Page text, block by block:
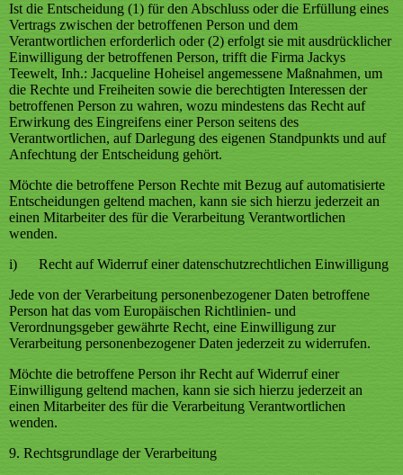
Ist die Entscheidung (1) für den Abschluss oder die Erfüllung eines
Vertrags zwischen der betroffenen Person und dem
Verantwortlichen erforderlich oder (2) erfolgt sie mit ausdrücklicher
Einwilligung der betroffenen Person, trifft die Firma Jackys
Teewelt, Inh.: Jacqueline Hoheisel angemessene Maßnahmen, um
die Rechte und Freiheiten sowie die berechtigten Interessen der
betroffenen Person zu wahren, wozu mindestens das Recht auf
Erwirkung des Eingreifens einer Person seitens des
Verantwortlichen, auf Darlegung des eigenen Standpunkts und auf
Anfechtung der Entscheidung gehört.
Möchte die betroffene Person Rechte mit Bezug auf automatisierte
Entscheidungen geltend machen, kann sie sich hierzu jederzeit an
einen Mitarbeiter des für die Verarbeitung Verantwortlichen
wenden.
i) Recht auf Widerruf einer datenschutzrechtlichen Einwilligung
Jede von der Verarbeitung personenbezogener Daten betroffene
Person hat das vom Europäischen Richtlinien- und
Verordnungsgeber gewährte Recht, eine Einwilligung zur
Verarbeitung personenbezogener Daten jederzeit zu widerrufen.
Möchte die betroffene Person ihr Recht auf Widerruf einer
Einwilligung geltend machen, kann sie sich hierzu jederzeit an
einen Mitarbeiter des für die Verarbeitung Verantwortlichen
wenden.
9. Rechtsgrundlage der Verarbeitung